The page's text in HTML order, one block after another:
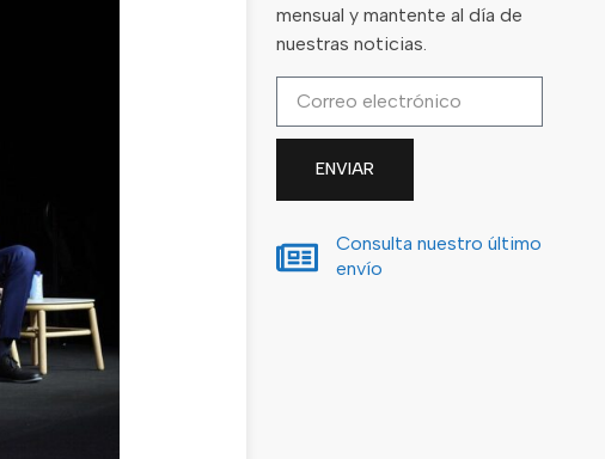
mensual y mantente al día de
nuestras noticias.
ENVIAR
Consulta nuestro último
envío